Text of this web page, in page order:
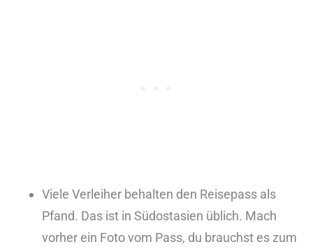
Viele Verleiher behalten den Reisepass als
Pfand. Das ist in Südostasien üblich. Mach
vorher ein Foto vom Pass, du brauchst es zum